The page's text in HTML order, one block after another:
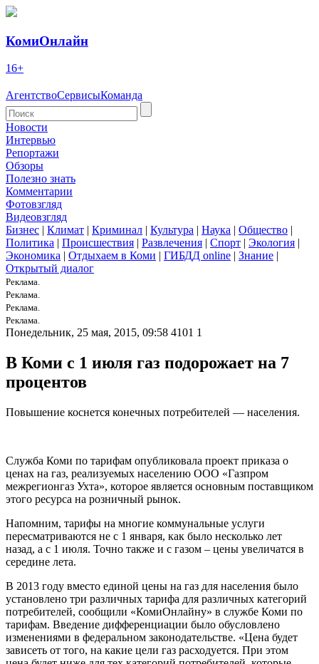
КомиОнлайн
16+
АгентствоСервисыКоманда
Новости
Интервью
Репортажи
Обзоры
Полезно знать
Комментарии
Фотовзгляд
Видеовзгляд
Бизнес | Климат | Криминал | Культура | Наука | Общество |
Политика | Происшествия | Развлечения | Спорт | Экология |
Экономика | Отдыхаем в Коми | ГИБДД online | Знание |
Открытый диалог
Реклама.
Реклама.
Реклама.
Реклама.
Понедельник, 25 мая, 2015, 09:58 4101 1
В Коми с 1 июля газ подорожает на 7
процентов
Повышение коснется конечных потребителей — населения.
Служба Коми по тарифам опубликовала проект приказа о
ценах на газ, реализуемых населению ООО «Газпром
межрегионгаз Ухта», которое является основным поставщиком
этого ресурса на розничный рынок.
Напомним, тарифы на многие коммунальные услуги
пересматриваются не с 1 января, как было несколько лет
назад, а с 1 июля. Точно также и с газом – цены увеличатся в
середине лета.
В 2013 году вместо единой цены на газ для населения было
установлено три различных тарифа для различных категорий
потребителей, сообщили «КомиОнлайну» в службе Коми по
тарифам. Введение дифференциации было обусловлено
изменениями в федеральном законодательстве. «Цена будет
зависеть от того, на какие цели газ расходуется. При этом